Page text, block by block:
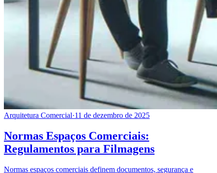
Arquitetura Comercial·11 de dezembro de 2025
Normas Espaços Comerciais:
Regulamentos para Filmagens
Normas espaços comerciais definem documentos, segurança e